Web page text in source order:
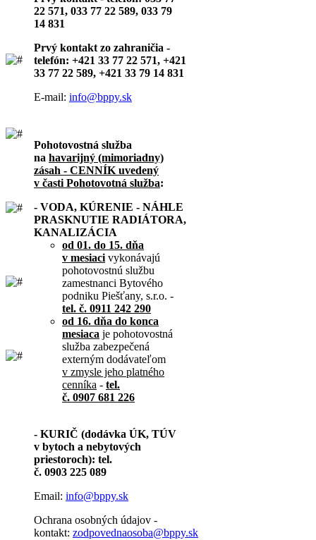
22 571, 033 77 22 589, 033 79
14 831
Prvý kontakt zo zahraničia -
telefón: +421 33 77 22 571, +421
33 77 22 589, +421 33 79 14 831
E-mail: info@bppy.sk
Pohotovostná služba
na havarijný (mimoriadny)
zásah - CENNÍK uvedený
v časti Pohotovotná služba:
- VODA, KÚRENIE - NÁHLE
PRASKNUTIE RADIÁTORA,
KANALIZÁCIA
od 01. do 15. dňa
v mesiaci vykonávajú
pohotovostnú službu
zamestnanci Bytového
podniku Piešťany, s.r.o. -
tel. č. 0911 242 290
od 16. dňa do konca
mesiaca je pohotovostná
služba zabezpečená
externým dodávateľom
v zmysle jeho platného
cenníka - tel.
č. 0907 681 226
- KURIČ (dodávka ÚK, TÚV
v bytoch a nebytových
priestoroch): tel.
č. 0903 225 089
Email: info@bppy.sk
Ochrana osobných údajov -
kontakt: zodpovednaosoba@bppy.sk